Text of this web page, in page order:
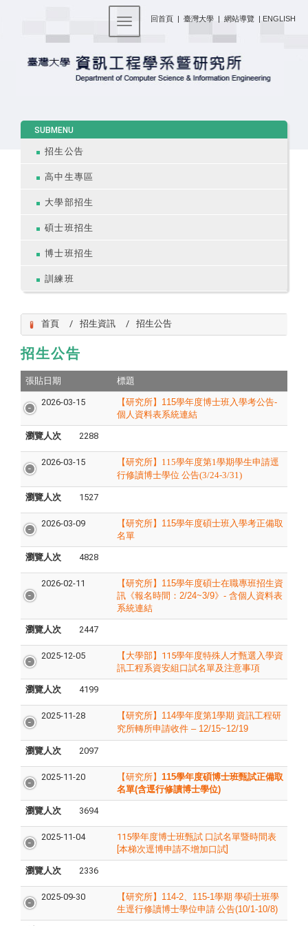
回首頁 | 臺灣大學 | 網站導覽 | ENGLISH
Toggle navigation
SUBMENU
招生公告
高中生專區
大學部招生
碩士班招生
博士班招生
訓練班
首頁 招生資訊 招生公告
招生公告
張貼日期 標題
2026-03-15
【研究所】115學年度博士班入學考公告-
個人資料表系統連結
瀏覽人次 2288
2026-03-15 【研究所】 115學年度第1 學期學生申請逕
行修讀博士學位 公告(3/24-3/31)
瀏覽人次 1527
2026-03-09 【研究所】 115學年度碩士班入學考正備取
名單
瀏覽人次 4828
2026-02-11
【研究所】115學年度碩士在職專班招生資
訊《報名時間：2/24~3/9》- 含個人資料表
系統連結
瀏覽人次 2447
2025-12-05
【大學部】115學年度特殊人才甄選入學資
訊工程系資安組口試名單及注意事項
瀏覽人次 4199
2025-11-28 【研究所】 114學年度第1 學期 資訊工程研
究所轉所申請收件– 12/15~12/19
瀏覽人次 2097
2025-11-20 【研究所】 115學年度碩博士班甄試正備取
名單(含逕行修讀博士學位)
瀏覽人次 3694
2025-11-04
115學年度博士班甄試 口試名單暨時間表
[本梯次逕博申請不增加口試]
瀏覽人次 2336
2025-09-30 【研究所】 114-2、 115-1 學期 學碩士班學
生逕行修讀博士學位申請 公告(10/1-10/8)